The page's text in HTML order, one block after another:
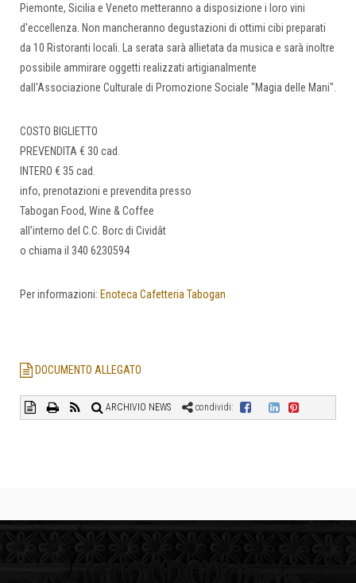
Piemonte, Sicilia e Veneto metteranno a disposizione i loro vini
d'eccellenza. Non mancheranno degustazioni di ottimi cibi preparati
da 10 Ristoranti locali. La serata sarà allietata da musica e sarà inoltre
possibile ammirare oggetti realizzati artigianalmente
dall'Associazione Culturale di Promozione Sociale "Magia delle Mani".
COSTO BIGLIETTO
PREVENDITA € 30 cad.
INTERO € 35 cad.
info, prenotazioni e prevendita presso
Tabogan Food, Wine & Coffee
all’interno del C.C. Borc di Cividât
o chiama il 340 6230594
Per informazioni: Enoteca Cafetteria Tabogan
DOCUMENTO ALLEGATO
ARCHIVIO NEWS condividi: